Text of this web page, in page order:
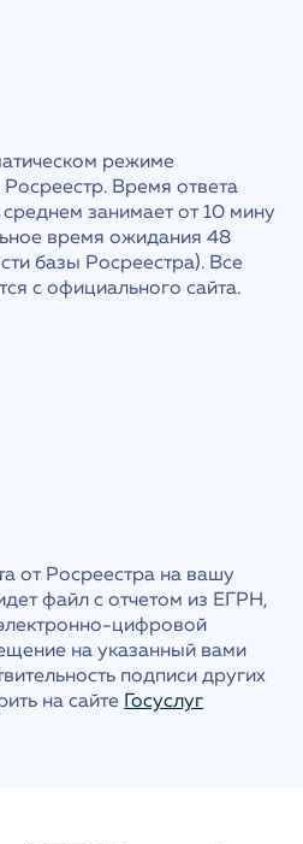
режиме
Время ответа
занимает от 10 мину
время ожидания 48
базы Росреестра). Все
с официального сайта.
от Росреестра на вашу
файл с отчетом из ЕГРН,
цифровой
на указанный вами
подписи других
на сайте
Госуслуг